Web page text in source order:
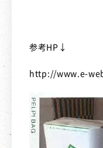
参考 HP ↓
http://www.e-